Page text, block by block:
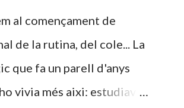
al començament de
de la rutina, del cole... La
que fa un parell d'anys
vivia més aixi: estudiava